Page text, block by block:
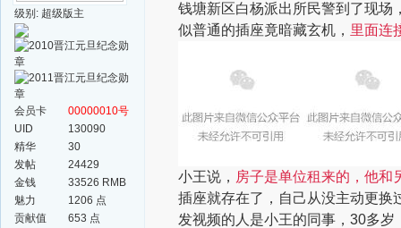
级别: 超级版主
会员卡
00000010号
UID
130090
精华
30
发帖
24429
金钱
33526 RMB
魅力
1206 点
贡献值
653 点
钱塘新区白杨派出所民警到了现场
似普通的插座竟暗藏玄机， 里面连
小王说， 房子是单位租来的，他和
插座就存在了，自己从没主动更换
发视频的人是小王的同事，30多